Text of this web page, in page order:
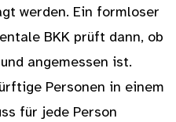
werden. Ein formloser
BKK prüft dann, ob
angemessen ist.
Personen in einem
für jede Person